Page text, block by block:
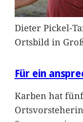
Dieter Pickel-
Ortsbild in
Für ein
Karben hat